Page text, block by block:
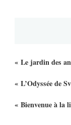
« Le jardin des
« L’Odyssée de
« Bienvenue à la